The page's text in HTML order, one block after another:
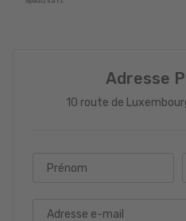
Adresse
10 route de
Prénom
Adresse e-mail